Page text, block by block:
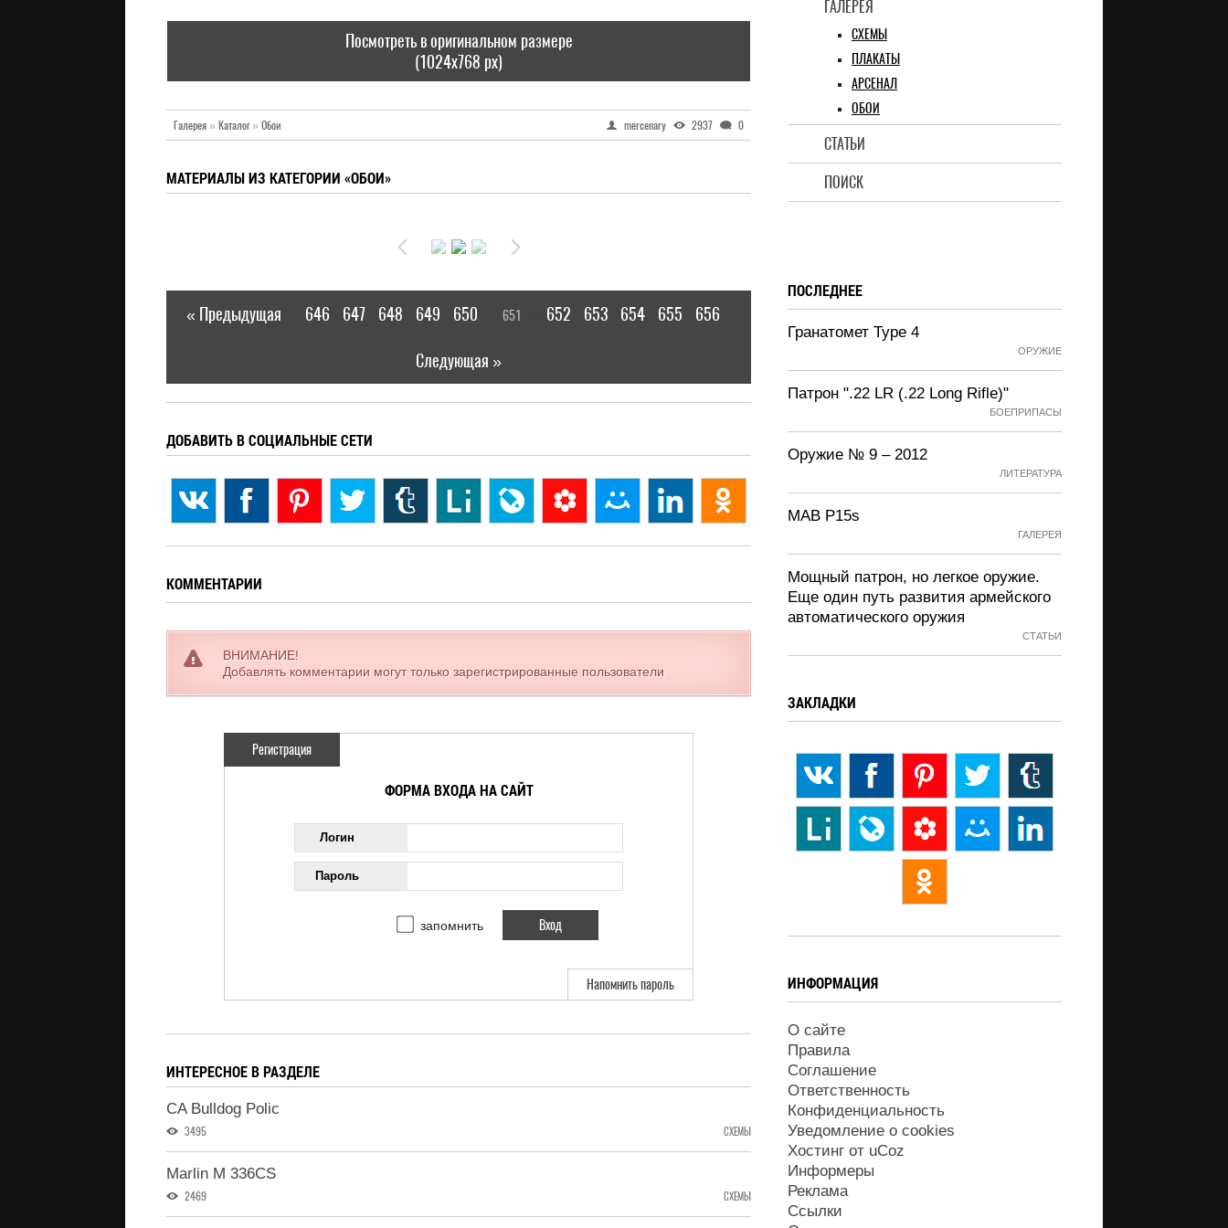
ГАЛЕРЕЯ
СХЕМЫ
ПЛАКАТЫ
АРСЕНАЛ
ОБОИ
СТАТЬИ
ПОИСК
Посмотреть в оригинальном размере
(1024x768 px)
Галерея» Каталог» Обои mercenary 2937 0
МАТЕРИАЛЫ ИЗ КАТЕГОРИИ «ОБОИ»
« Предыдущая 646 647 648 649 650 651 652 653 654 655 656
Следующая »
ДОБАВИТЬ В СОЦИАЛЬНЫЕ СЕТИ
КОММЕНТАРИИ
ВНИМАНИЕ!
Добавлять комментарии могут только зарегистрированные пользователи
Регистрация
ФОРМА ВХОДА НА САЙТ
Логин
Пароль
запомнить
Напомнить пароль
ИНТЕРЕСНОЕ В РАЗДЕЛЕ
CA Bulldog Polic
3495 СХЕМЫ
Marlin M 336CS
2469 СХЕМЫ
ПОСЛЕДНЕЕ
Гранатомет Type 4
ОРУЖИЕ
Патрон ".22 LR (.22 Long Rifle)"
БОЕПРИПАСЫ
Оружие № 9 – 2012
ЛИТЕРАТУРА
MAB P15s
ГАЛЕРЕЯ
Мощный патрон, но легкое оружие.
Еще один путь развития армейского
автоматического оружия
СТАТЬИ
ЗАКЛАДКИ
ИНФОРМАЦИЯ
О сайте
Правила
Соглашение
Ответственность
Конфиденциальность
Уведомление о cookies
Хостинг от uCoz
Информеры
Реклама
Ссылки